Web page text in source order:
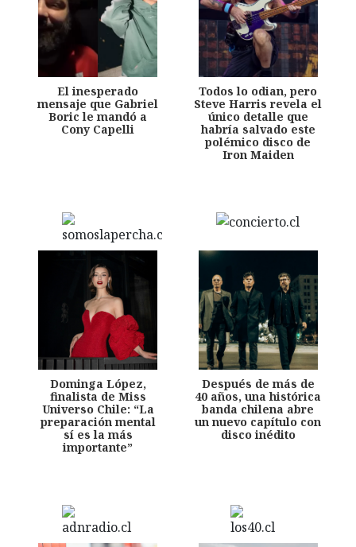
El inesperado
mensaje que Gabriel
Boric le mandó a
Cony Capelli
Todos lo odian, pero
Steve Harris revela el
único detalle que
habría salvado este
polémico disco de
Iron Maiden
Dominga López,
finalista de Miss
Universo Chile: “La
preparación mental
sí es la más
importante”
Después de más de
40 años, una histórica
banda chilena abre
un nuevo capítulo con
disco inédito